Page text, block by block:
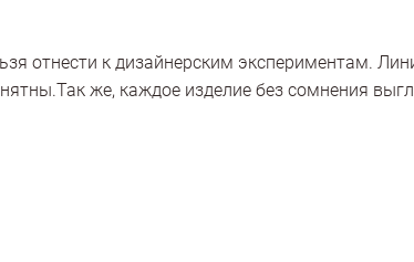
отнести к дизайнерским экспериментам.
же, каждое изделие без сомнения